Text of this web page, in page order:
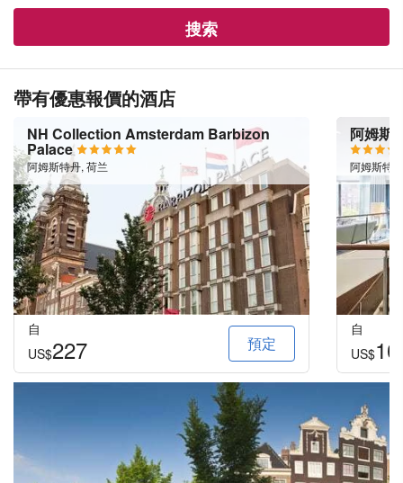
搜索
帶有優惠報價的酒店
NH Collection Amsterdam Barbizon
Palace
阿姆斯特丹, 荷兰
自
US$227 預定
阿姆斯
阿姆斯特
自
US$